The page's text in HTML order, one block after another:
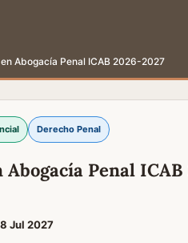
Abogacía Penal ICAB 2026-2027
Derecho Penal
Penal ICAB
Jul 2027